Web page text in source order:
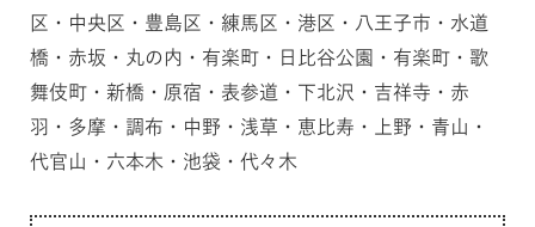
区・中央区・豊島区・練馬区・港区・八王子市・水道
橋・赤坂・丸の内・有楽町・日比谷公園・有楽町・歌
舞伎町・新橋・原宿・表参道・下北沢・吉祥寺・赤
羽・多摩・調布・中野・浅草・恵比寿・上野・青山・
代官山・六本木・池袋・代々木